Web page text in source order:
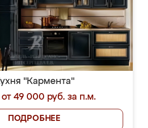
"Кармента"
49 000 руб. за п.м.
ПОДРОБНЕЕ